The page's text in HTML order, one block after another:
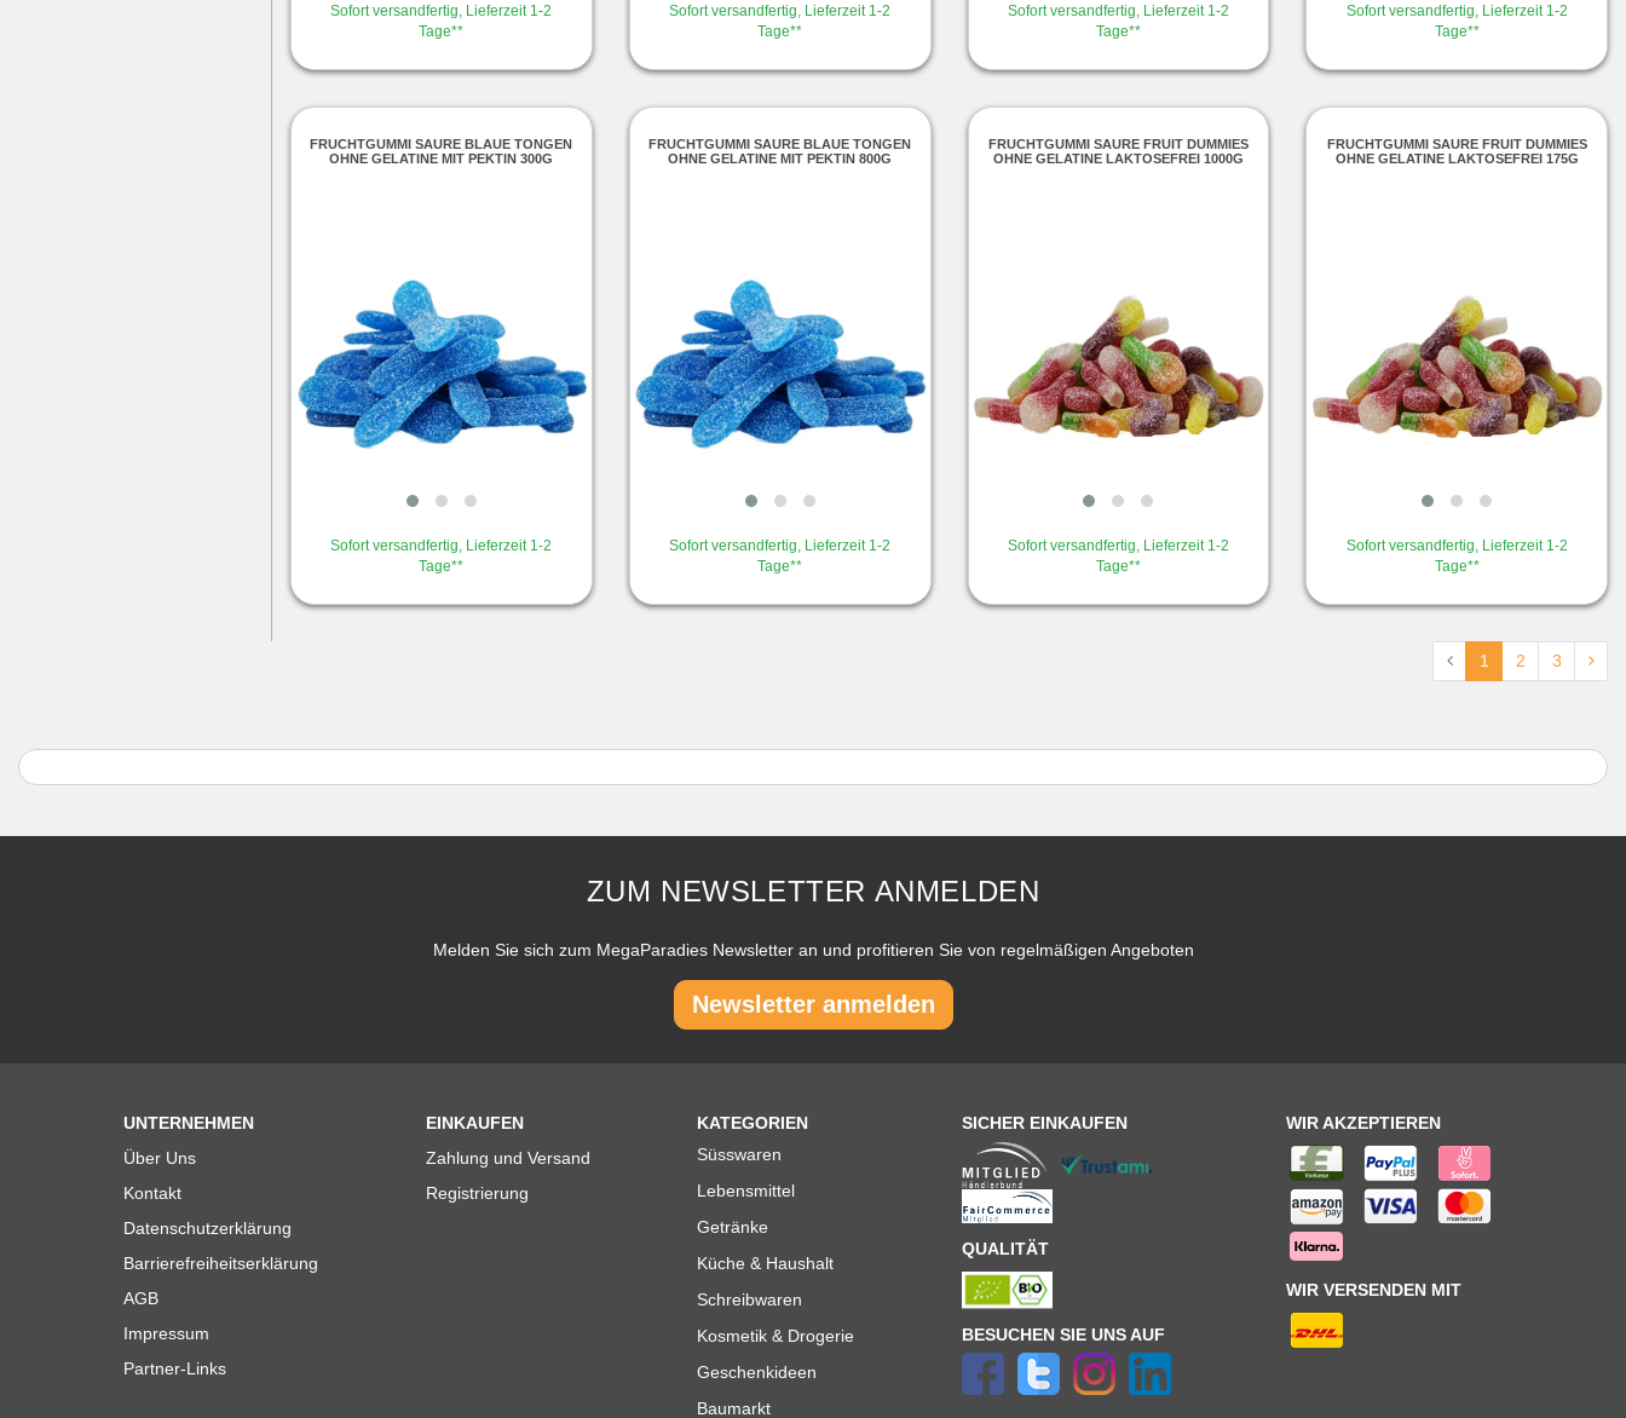
Sofort versandfertig, Lieferzeit 1-2
Tage**
Sofort versandfertig, Lieferzeit 1-2
Tage**
Sofort versandfertig, Lieferzeit 1-2
Tage**
Sofort versandfertig, Lieferzeit 1-2
Tage**
FRUCHTGUMMI SAURE BLAUE TONGEN
OHNE GELATINE MIT PEKTIN 300G
Sofort versandfertig, Lieferzeit 1-2
Tage**
FRUCHTGUMMI SAURE BLAUE TONGEN
OHNE GELATINE MIT PEKTIN 800G
Sofort versandfertig, Lieferzeit 1-2
Tage**
FRUCHTGUMMI SAURE FRUIT DUMMIES
OHNE GELATINE LAKTOSEFREI 1000G
Sofort versandfertig, Lieferzeit 1-2
Tage**
FRUCHTGUMMI SAURE FRUIT DUMMIES
OHNE GELATINE LAKTOSEFREI 175G
Sofort versandfertig, Lieferzeit 1-2
Tage**
1 2 3
ZUM NEWSLETTER ANMELDEN
Melden Sie sich zum MegaParadies Newsletter an und profitieren Sie von regelmäßigen Angeboten
Newsletter anmelden
UNTERNEHMEN
Über Uns
Kontakt
Datenschutzerklärung
Barrierefreiheitserklärung
AGB
Impressum
Partner-Links
EINKAUFEN
Zahlung und Versand
Registrierung
KATEGORIEN
Süsswaren
Lebensmittel
Getränke
Küche & Haushalt
Schreibwaren
Kosmetik & Drogerie
Geschenkideen
Baumarkt
SICHER EINKAUFEN
QUALITÄT
BESUCHEN SIE UNS AUF
WIR AKZEPTIEREN
WIR VERSENDEN MIT